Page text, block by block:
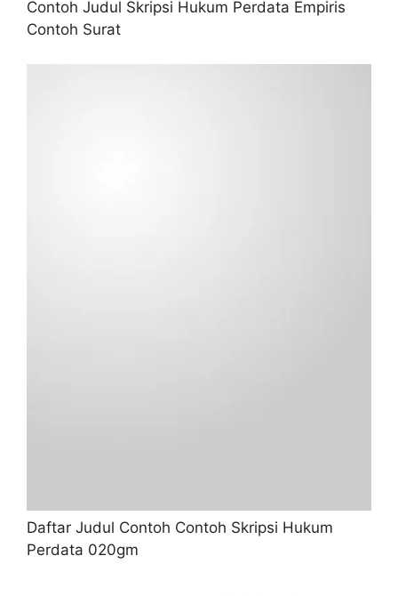
Contoh Judul Skripsi Hukum Perdata Empiris
Contoh Surat
Daftar Judul Contoh Contoh Skripsi Hukum
Perdata 020gm